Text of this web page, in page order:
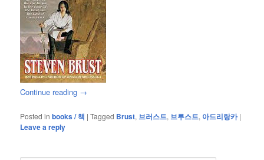
Continue reading →
Posted in books / 책 |Tagged Brust, 브러스트, 브루스트, 아드리랑카 |
Leave a reply